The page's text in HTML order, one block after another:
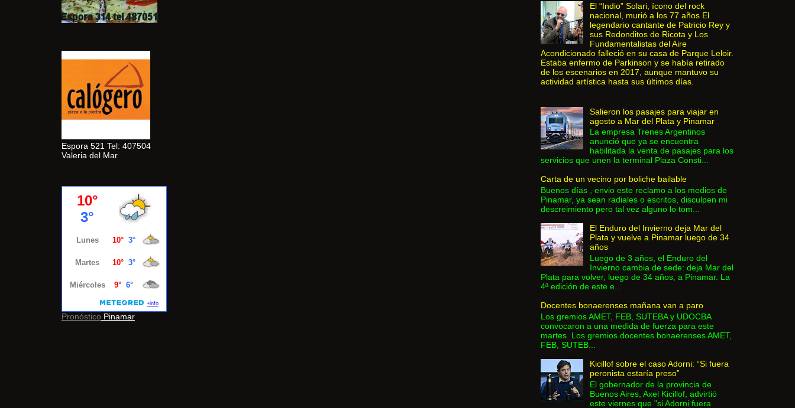
Espora 521 Tel: 407504
Valeria del Mar
Pronóstico Pinamar
El “Indio” Solari, ícono del rock
nacional, murió a los 77 años El
legendario cantante de Patricio Rey y
sus Redonditos de Ricota y Los
Fundamentalistas del Aire
Acondicionado falleció en su casa de Parque Leloir.
Estaba enfermo de Parkinson y se había retirado
de los escenarios en 2017, aunque mantuvo su
actividad artística hasta sus últimos días.
Salieron los pasajes para viajar en
agosto a Mar del Plata y Pinamar
La empresa Trenes Argentinos
anunció que ya se encuentra
habilitada la venta de pasajes para los
servicios que unen la terminal Plaza Consti...
Carta de un vecino por boliche bailable
Buenos días , envio este reclamo a los medios de
Pinamar, ya sean radiales o escritos, disculpen mi
descreimiento pero tal vez alguno lo tom...
El Enduro del Invierno deja Mar del
Plata y vuelve a Pinamar luego de 34
años
Luego de 3 años, el Enduro del
Invierno cambia de sede: deja Mar del
Plata para volver, luego de 34 años, a Pinamar. La
4ª edición de este e...
Docentes bonaerenses mañana van a paro
Los gremios AMET, FEB, SUTEBA y UDOCBA
convocaron a una medida de fuerza para este
martes. Los gremios docentes bonaerenses AMET,
FEB, SUTEB...
Kicillof sobre el caso Adorni: “Si fuera
peronista estaría preso”
El gobernador de la provincia de
Buenos Aires, Axel Kicillof, advirtió
este viernes que "si Adorni fuera